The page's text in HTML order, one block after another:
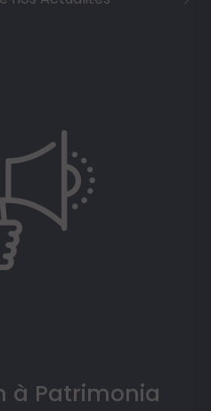
à Patrimonia